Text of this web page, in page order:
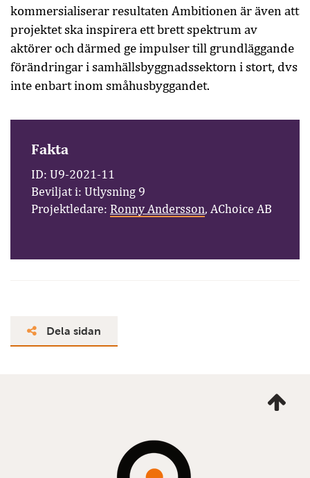
kommersialiserar resultaten Ambitionen är även att
projektet ska inspirera ett brett spektrum av
aktörer och därmed ge impulser till grundläggande
förändringar i samhällsbyggnadssektorn i stort, dvs
inte enbart inom småhusbyggandet.
Fakta
ID: U9-2021-11
Beviljat i: Utlysning 9
Projektledare: Ronny Andersson, AChoice AB
Dela sidan
mig